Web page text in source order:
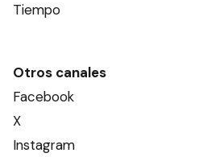
Tiempo
Otros canales
Facebook
X
Instagram